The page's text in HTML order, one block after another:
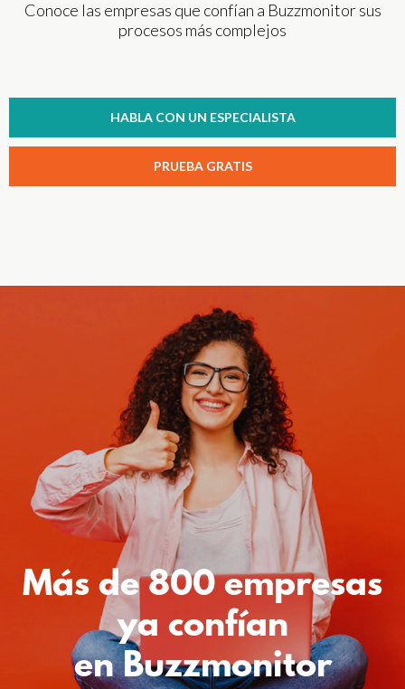
Conoce las empresas que confían a Buzzmonitor sus
procesos más complejos
HABLA CON UN ESPECIALISTA
PRUEBA GRATIS
Más de 800 empresas
ya confían
en Buzzmonitor